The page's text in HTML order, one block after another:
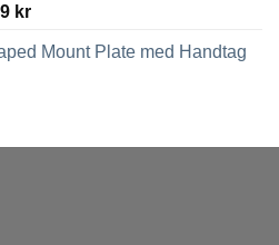
krPrisintervall:
tillMount Plate med Handtag